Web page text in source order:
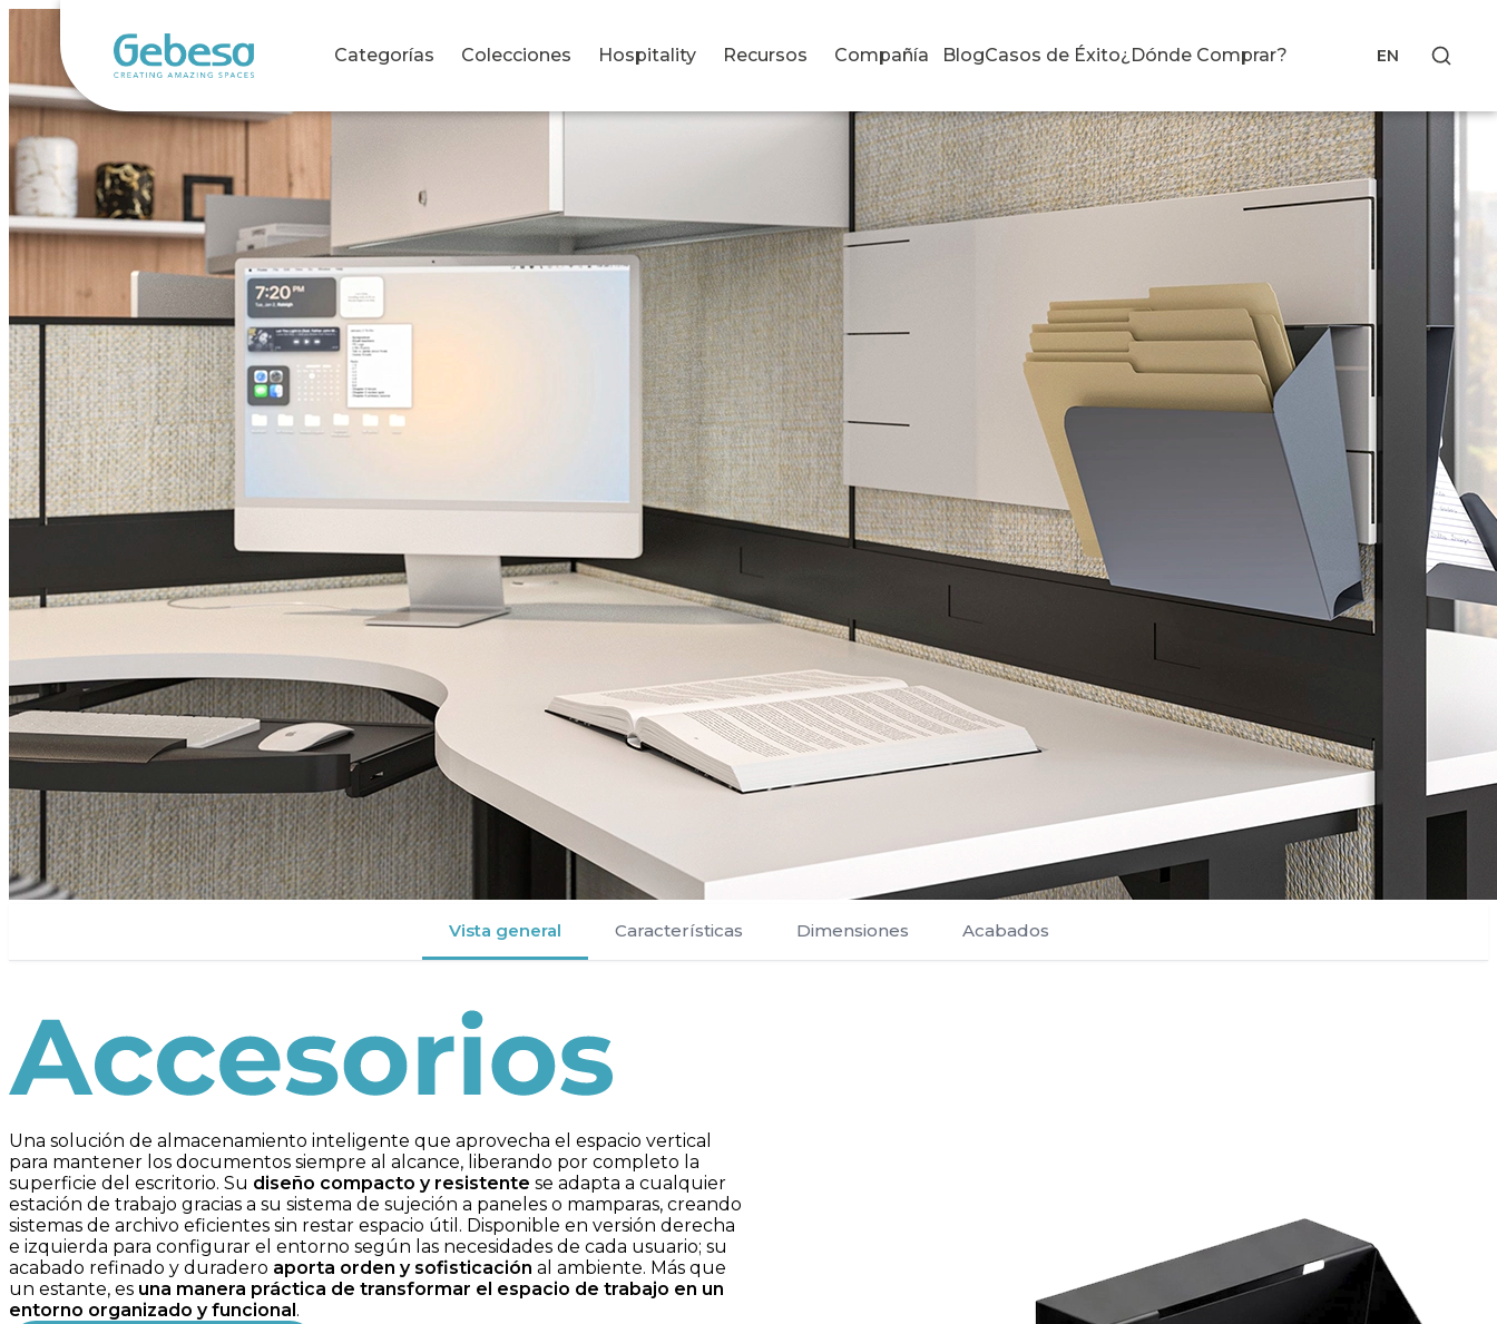
Categorías Colecciones Hospitality Recursos Compañía BlogCasos de Éxito¿Dónde Comprar? EN
Vista general Características Dimensiones Acabados
Accesorios
Una solución de almacenamiento inteligente que aprovecha el espacio vertical
para mantener los documentos siempre al alcance, liberando por completo la
superficie del escritorio. Su diseño compacto y resistente se adapta a cualquier
estación de trabajo gracias a su sistema de sujeción a paneles o mamparas, creando
sistemas de archivo eficientes sin restar espacio útil. Disponible en versión derecha
e izquierda para configurar el entorno según las necesidades de cada usuario; su
acabado refinado y duradero aporta orden y sofisticación al ambiente. Más que
un estante, es una manera práctica de transformar el espacio de trabajo en un
entorno organizado y funcional.